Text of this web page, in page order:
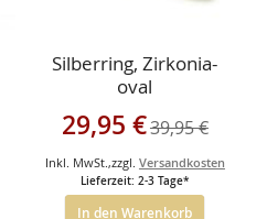
Silberring, Zirkonia-
oval
Sonderangebot
29,95 €39,95 €
Inkl. MwSt.,zzgl. Versandkosten
Lieferzeit: 2-3 Tage*
In den Warenkorb